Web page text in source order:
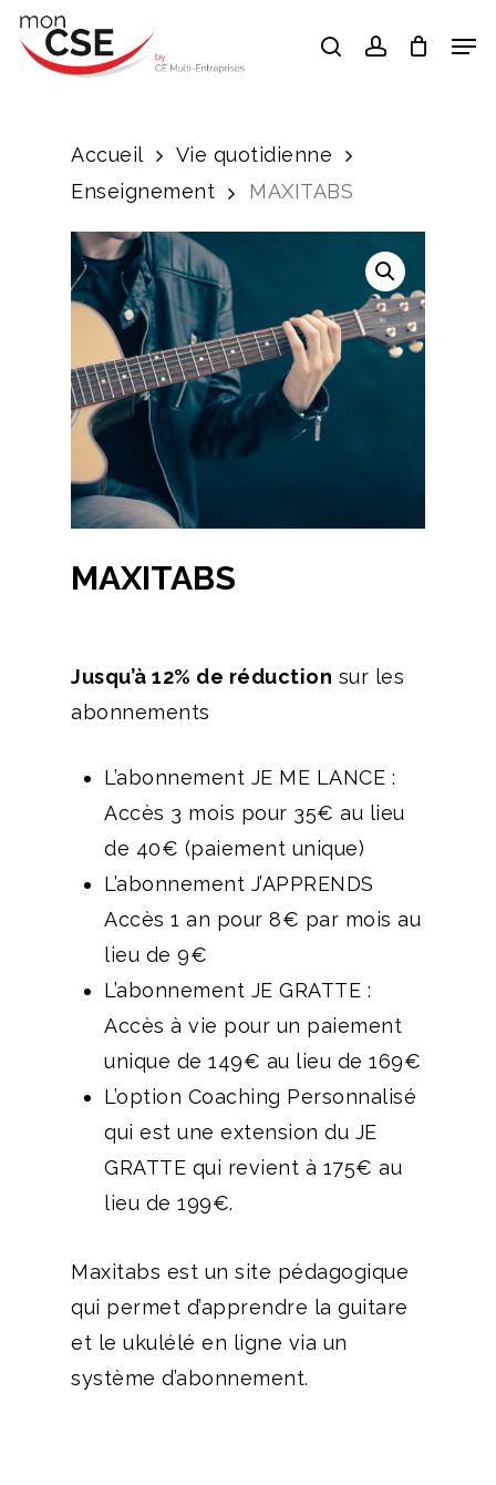
Skip
searchaccount
Accueil
Vie quotidienne
Enseignement
MAXITABS
MAXITABS
Jusqu’à 12% de réduction sur les
abonnements
L’abonnement JE ME LANCE :
Accès 3 mois pour 35€ au lieu
de 40€ (paiement unique)
L’abonnement J’APPRENDS
Accès 1 an pour 8€ par mois au
lieu de 9€
L’abonnement JE GRATTE :
Accès à vie pour un paiement
unique de 149€ au lieu de 169€
L’option Coaching Personnalisé
qui est une extension du JE
GRATTE qui revient à 175€ au
lieu de 199€.
Maxitabs est un site pédagogique
qui permet d’apprendre la guitare
et le ukulélé en ligne via un
système d’abonnement.